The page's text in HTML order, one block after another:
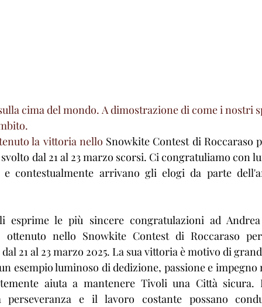
cima del mondo. A dimostrazione di come i nostri
la vittoria nello Snowkite Contest di Roccaraso
dal 21 al 23 marzo scorsi. Ci congratuliamo con
contestualmente arrivano gli elogi da parte
esprime le più sincere congratulazioni ad
ottenuto nello Snowkite Contest di Roccaraso
21 al 23 marzo 2025. La sua vittoria è motivo di
esempio luminoso di dedizione, passione e
aiuta a mantenere Tivoli una Città sicura.
perseveranza e il lavoro costante possano